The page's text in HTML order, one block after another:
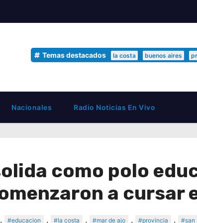
Temas destacados la costa buenos aires
Nacionales Radio Noticias En Vivo
como polo
a cursar
, #educacion , #la costa , #mar de ajo , #provincia , #san